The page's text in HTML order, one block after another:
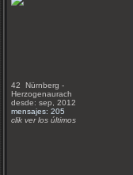
42 Nürnberg -
Herzogenaurach
desde: sep, 2012
mensajes: 205
clik ver los últimos